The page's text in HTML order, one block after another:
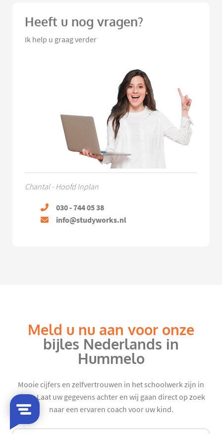
Heeft u nog vragen?
Ik help u graag verder
Chantal - Hoofd Inplan
030 - 744 05 38
info@studyworks.nl
Meld u nu aan voor onze
bijles Nederlands in
Hummelo
Mooie cijfers en zelfvertrouwen in het schoolwerk zijn in
zicht. Laat uw gegevens achter en wij gaan direct op zoek
naar een ervaren coach voor uw kind.